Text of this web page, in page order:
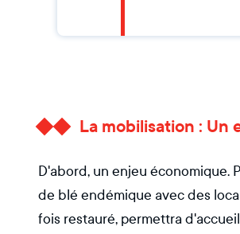
La mobilisation :
D'abord, un enjeu économique.
de blé endémique avec des
fois restauré, permettra